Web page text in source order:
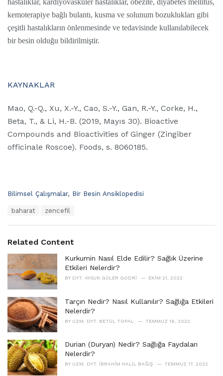
kemoterapiye bağlı bulantı, kusma ve solunum bozuklukları gibi
çeşitli hastalıkların önlenmesinde ve tedavisinde kullanılabilecek
bir besin olduğu bildirilmiştir.
KAYNAKLAR
Mao, Q.-Q., Xu, X.-Y., Cao, S.-Y., Gan, R.-Y., Corke, H.,
Beta, T., & Li, H.-B. (2019, Mayıs 30). Bioactive
Compounds and Bioactivities of Ginger (Zingiber
officinale Roscoe). Foods, s. 8060185.
C
o
r
i
e
s
Bilimsel Çalışmalar, Bir Besin Ansiklopedisi
:
baharat zencefil
Related Content
Kurkumin Nasıl Elde Edilir? Sağlık Üzerine
Etkileri Nelerdir?
BY DYT. AYSUN GÜLER GODRI EKIM 21, 2022
Tarçın Nedir? Nasıl Kullanılır? Sağlığa Etkileri
Nelerdir?
BY UZM. DYT. BETÜL TOPAL TEMMUZ 16, 2022
Durian (Duryan) Nedir? Sağlığa Faydaları
Nelerdir?
BY UZM. DYT. İBRAHIM HALIL BAĞIŞ TEMMUZ 17, 2022